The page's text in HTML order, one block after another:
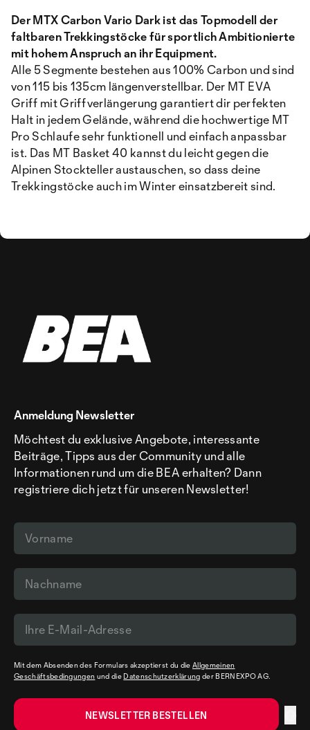
Der MTX Carbon Vario Dark ist das Topmodell der
faltbaren Trekkingstöcke für sportlich Ambitionierte
mit hohem Anspruch an ihr Equipment.
Alle 5 Segmente bestehen aus 100% Carbon und sind
von 115 bis 135cm längenverstellbar. Der MT EVA
Griff mit Griffverlängerung garantiert dir perfekten
Halt in jedem Gelände, während die hochwertige MT
Pro Schlaufe sehr funktionell und einfach anpassbar
ist. Das MT Basket 40 kannst du leicht gegen die
Alpinen Stockteller austauschen, so dass deine
Trekkingstöcke auch im Winter einsatzbereit sind.
Anmeldung Newsletter
Möchtest du exklusive Angebote, interessante
Beiträge, Tipps aus der Community und alle
Informationen rund um die BEA erhalten? Dann
registriere dich jetzt für unseren Newsletter!
Mit dem Absenden des Formulars akzeptierst du dieAllgemeinen
Geschäftsbedingungen und die Datenschutzerklärung der BERNEXPO AG.